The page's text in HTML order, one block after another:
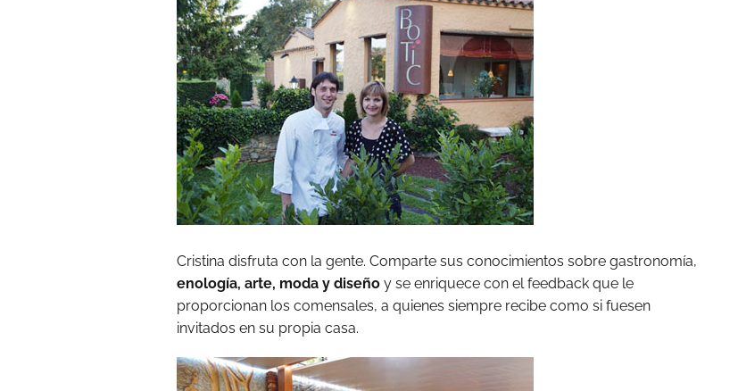
Cristina disfruta con la gente. Comparte sus conocimientos sobre gastronomía,
enología, arte, moda y diseño y se enriquece con el feedback que le
proporcionan los comensales, a quienes siempre recibe como si fuesen
invitados en su propia casa.